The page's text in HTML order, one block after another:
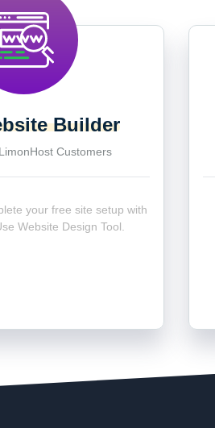
Builder
Customers
your free site setup with
Website Design Tool.